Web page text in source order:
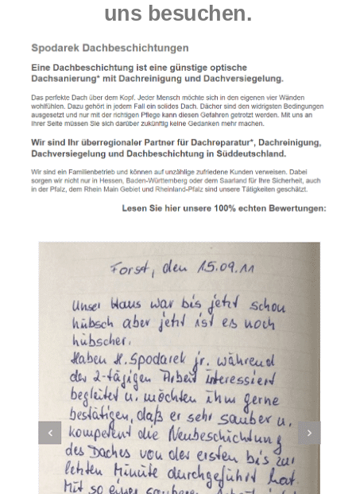
uns besuchen.